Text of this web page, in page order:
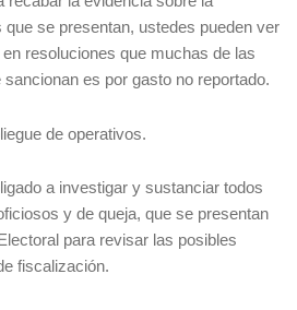
se presentan, ustedes pueden ver
resoluciones que muchas de las
es por gasto no reportado.
de operativos.
a investigar y sustanciar todos
y de queja, que se presentan
para revisar las posibles
fiscalización.